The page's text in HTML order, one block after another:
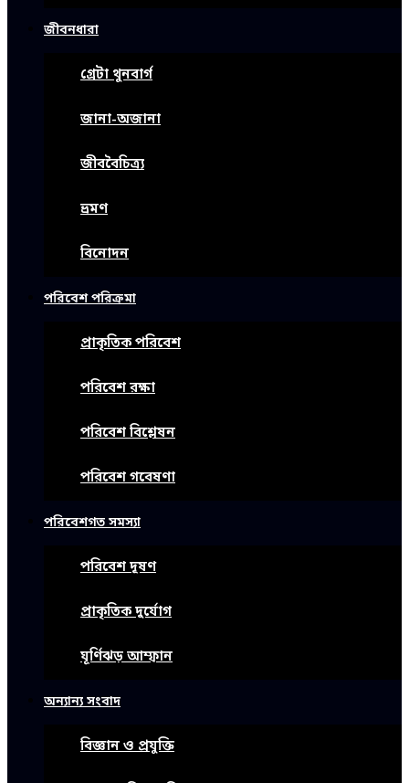
জীবনধারা
গ্রেটা থুনবার্গ
জানা-অজানা
জীববৈচিত্র্য
ভ্রমণ
বিনোদন
পরিবেশ পরিক্রমা
প্রাকৃতিক পরিবেশ
পরিবেশ রক্ষা
পরিবেশ বিশ্লেষন
পরিবেশ গবেষণা
পরিবেশগত সমস্যা
পরিবেশ দূষণ
প্রাকৃতিক দুর্যোগ
ঘূর্ণিঝড় আম্ফান
অন্যান্য সংবাদ
বিজ্ঞান ও প্রযুক্তি